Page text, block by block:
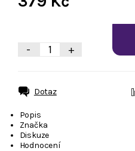
- +
Dotaz
Popis
Značka
Diskuze
Hodnocení